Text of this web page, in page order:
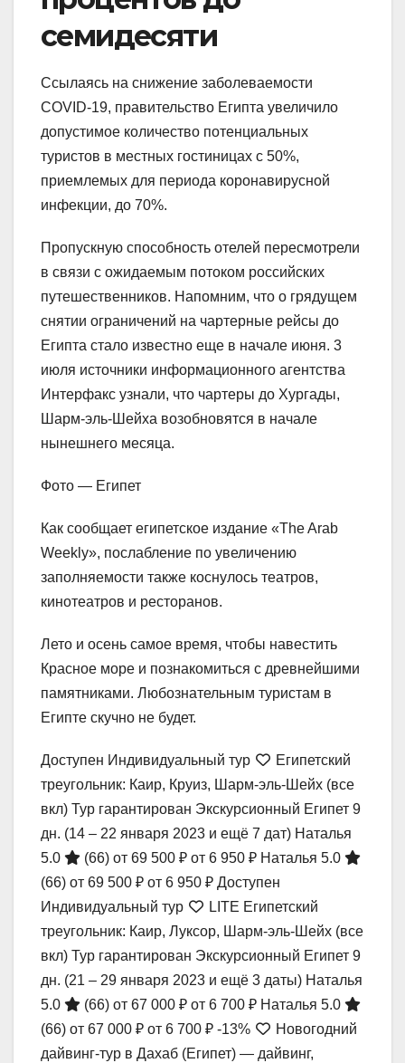
семидесяти
Ссылаясь на снижение заболеваемости
COVID-19, правительство Египта увеличило
допустимое количество потенциальных
туристов в местных гостиницах с 50%,
приемлемых для периода коронавирусной
инфекции, до 70%.
Пропускную способность отелей пересмотрели
в связи с ожидаемым потоком российских
путешественников. Напомним, что о грядущем
снятии ограничений на чартерные рейсы до
Египта стало известно еще в начале июня. 3
июля источники информационного агентства
Интерфакс узнали, что чартеры до Хургады,
Шарм-эль-Шейха возобновятся в начале
нынешнего месяца.
Фото — Египет
Как сообщает египетское издание «The Arab
Weekly», послабление по увеличению
заполняемости также коснулось театров,
кинотеатров и ресторанов.
Лето и осень самое время, чтобы навестить
Красное море и познакомиться с древнейшими
памятниками. Любознательным туристам в
Египте скучно не будет.
Доступен Индивидуальный тур
Египетский
треугольник: Каир, Круиз, Шарм-эль-Шейх (все
вкл) Тур гарантирован Экскурсионный Египет 9
дн. (14 – 22 января 2023 и ещё 7 дат) Наталья
5.0
(66) от 69 500 ₽ от 6 950 ₽ Наталья 5.0
(66) от 69 500 ₽ от 6 950 ₽ Доступен
Индивидуальный тур
LITE Египетский
треугольник: Каир, Луксор, Шарм-эль-Шейх (все
вкл) Тур гарантирован Экскурсионный Египет 9
дн. (21 – 29 января 2023 и ещё 3 даты) Наталья
5.0
(66) от 67 000 ₽ от 6 700 ₽ Наталья 5.0
(66) от 67 000 ₽ от 6 700 ₽ -13%
Новогодний
дайвинг-тур в Дахаб (Египет) — дайвинг,